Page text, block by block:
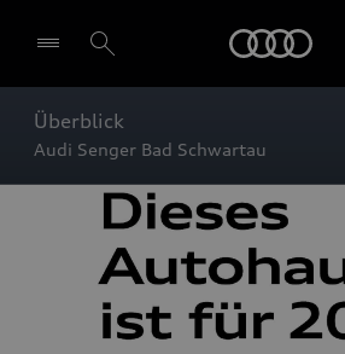
Überblick
Audi Senger Bad Schwartau